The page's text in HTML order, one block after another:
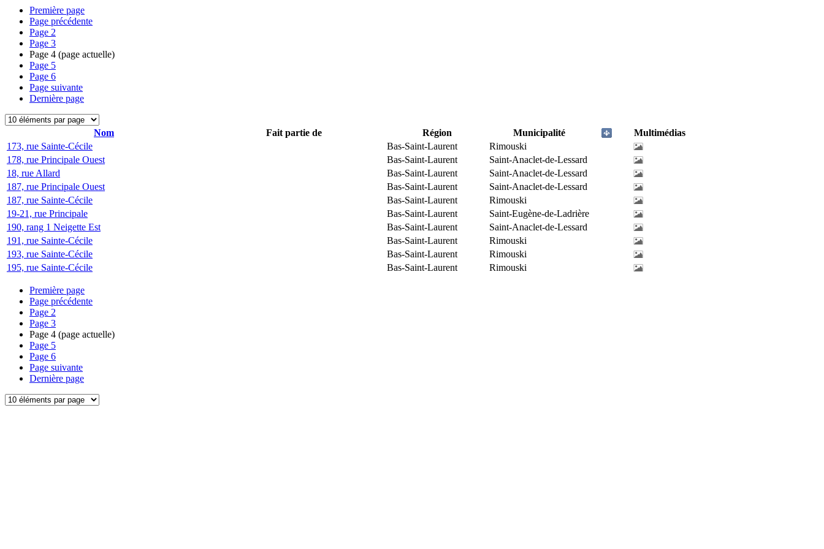
Première page
Page précédente
Page 2
Page 3
Page 4 (page actuelle)
Page 5
Page 6
Page suivante
Dernière page
Nom Fait partie de Région Municipalité
Multimédias
173, rue Sainte-Cécile
Bas-Saint-Laurent
Rimouski
178, rue Principale Ouest
Bas-Saint-Laurent
Saint-Anaclet-de-Lessard
18, rue Allard
Bas-Saint-Laurent
Saint-Anaclet-de-Lessard
187, rue Principale Ouest
Bas-Saint-Laurent
Saint-Anaclet-de-Lessard
187, rue Sainte-Cécile
Bas-Saint-Laurent
Rimouski
19-21, rue Principale
Bas-Saint-Laurent
Saint-Eugène-de-Ladrière
190, rang 1 Neigette Est
Bas-Saint-Laurent
Saint-Anaclet-de-Lessard
191, rue Sainte-Cécile
Bas-Saint-Laurent
Rimouski
193, rue Sainte-Cécile
Bas-Saint-Laurent
Rimouski
195, rue Sainte-Cécile
Bas-Saint-Laurent Rimouski
Première page
Page précédente
Page 2
Page 3
Page 4 (page actuelle)
Page 5
Page 6
Page suivante
Dernière page